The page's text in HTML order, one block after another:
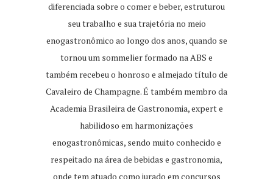
diferenciada sobre o comer e beber, estruturou
seu trabalho e sua trajetória no meio
enogastronômico ao longo dos anos, quando se
tornou um sommelier formado na ABS e
também recebeu o honroso e almejado título de
Cavaleiro de Champagne. É também membro da
Academia Brasileira de Gastronomia, expert e
habilidoso em harmonizações
enogastronômicas, sendo muito conhecido e
respeitado na área de bebidas e gastronomia,
onde tem atuado como jurado em concursos